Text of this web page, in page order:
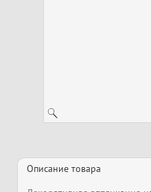
Описание товара